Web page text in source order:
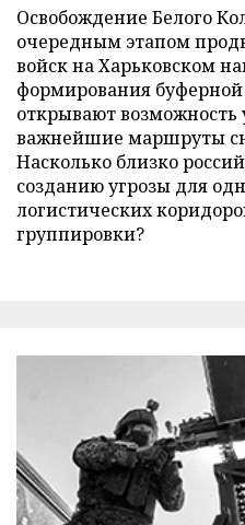
Освобождение Белого
очередным этапом
войск на Харьковском
формирования
открывают возможность
важнейшие маршруты
Насколько близко
созданию угрозы для
логистических
группировки?